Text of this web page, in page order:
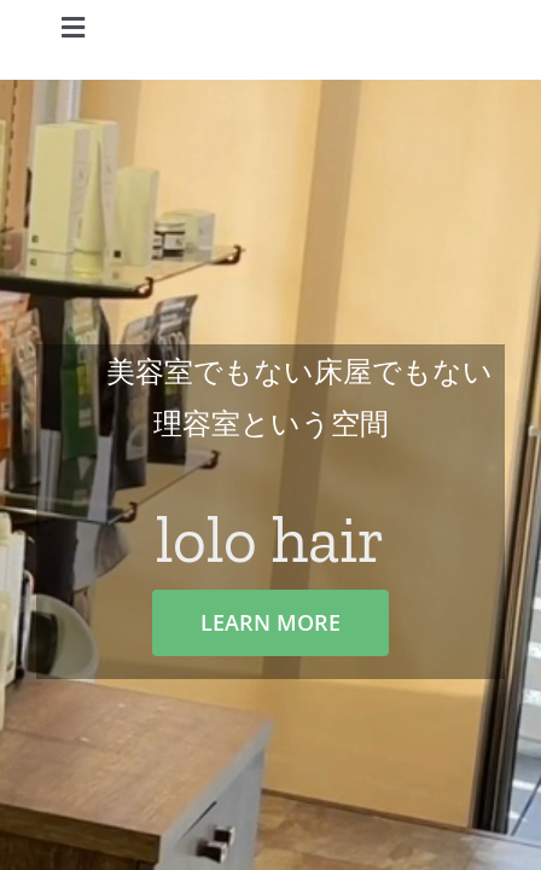
content
Toggle
Navigation
Home
Information
STAFF
CONCEPT
MENU
ACCESS
BLOG
Reservation
美容室でもない床屋でもない
理容室という空間
lolo hair
LEARN MORE